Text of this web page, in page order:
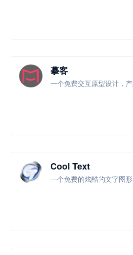
摹客
一个免费交互原型设计，
Cool Text
一个免费的炫酷的文字图